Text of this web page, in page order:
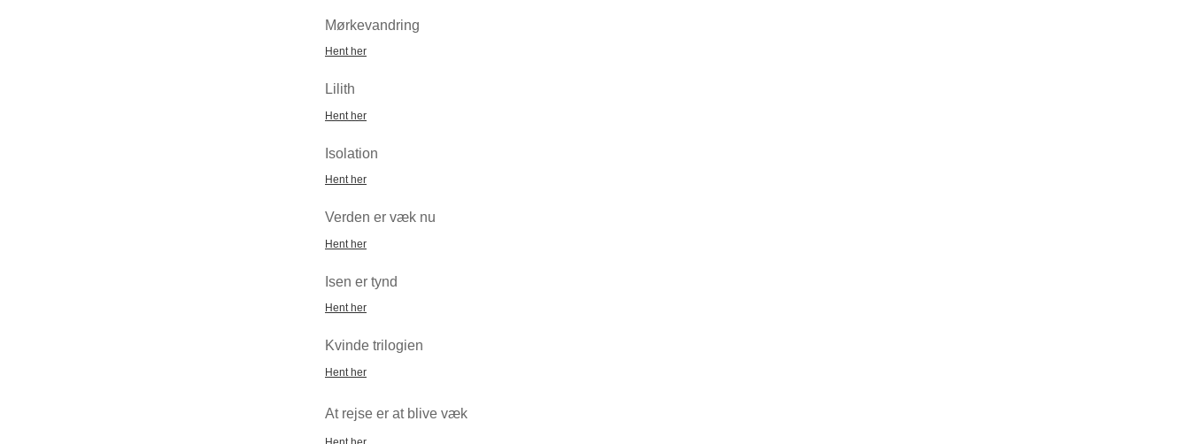
Mørkevandring
Hent her
Lilith
Hent her
Isolation
Hent her
Verden er væk nu
Hent her
Isen er tynd
Hent her
Kvinde trilogien
Hent her
At rejse er at blive væk